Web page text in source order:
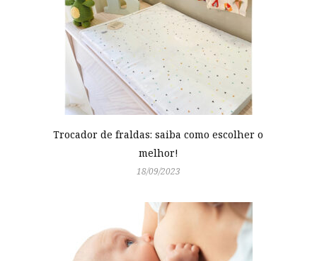
Trocador de fraldas: saiba como escolher o
melhor!
18/09/2023